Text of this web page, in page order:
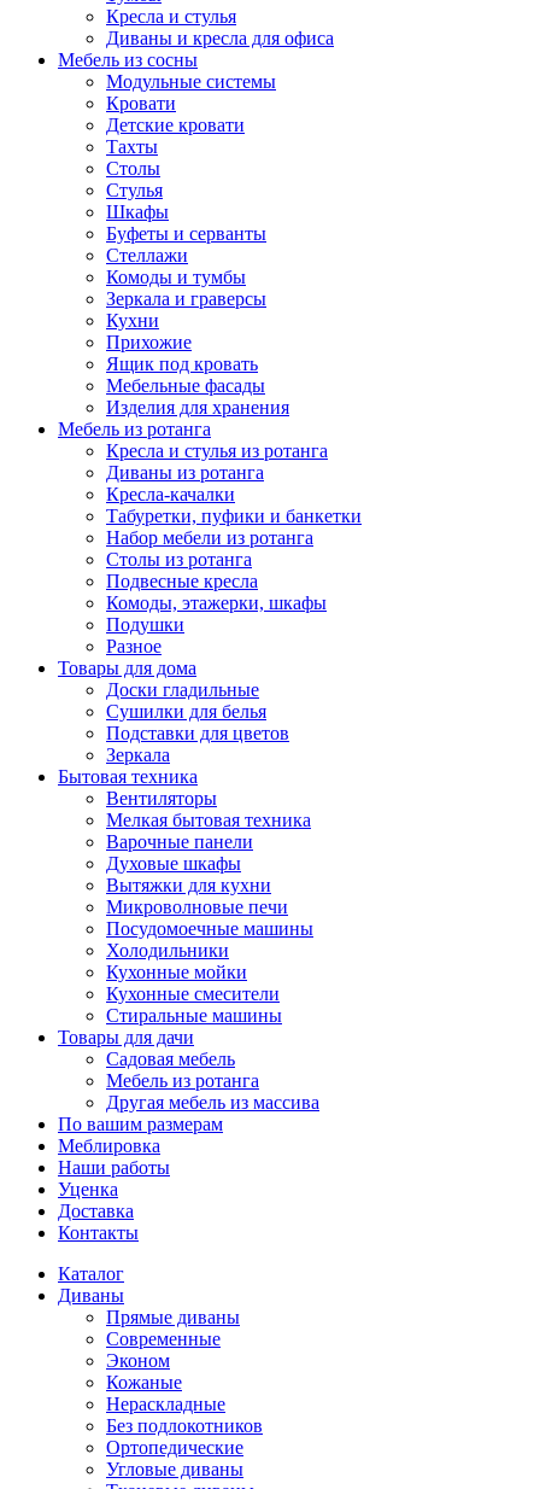
Кресла и стулья
Диваны и кресла для офиса
Мебель из сосны
Модульные системы
Кровати
Детские кровати
Тахты
Столы
Стулья
Шкафы
Буфеты и серванты
Стеллажи
Комоды и тумбы
Зеркала и граверсы
Кухни
Прихожие
Ящик под кровать
Мебельные фасады
Изделия для хранения
Мебель из ротанга
Кресла и стулья из ротанга
Диваны из ротанга
Кресла-качалки
Табуретки, пуфики и банкетки
Набор мебели из ротанга
Столы из ротанга
Подвесные кресла
Комоды, этажерки, шкафы
Подушки
Разное
Товары для дома
Доски гладильные
Сушилки для белья
Подставки для цветов
Зеркала
Бытовая техника
Вентиляторы
Мелкая бытовая техника
Варочные панели
Духовые шкафы
Вытяжки для кухни
Микроволновые печи
Посудомоечные машины
Холодильники
Кухонные мойки
Кухонные смесители
Стиральные машины
Товары для дачи
Садовая мебель
Мебель из ротанга
Другая мебель из массива
По вашим размерам
Меблировка
Наши работы
Уценка
Доставка
Контакты
Каталог
Диваны
Прямые диваны
Современные
Эконом
Кожаные
Нераскладные
Без подлокотников
Ортопедические
Угловые диваны